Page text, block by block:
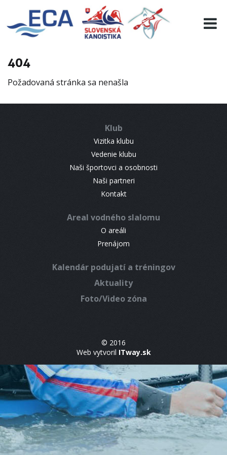
404
Požadovaná stránka sa nenašla
Klub
Vizitka klubu
Vedenie klubu
Naši športovci a osobnosti
Naši partneri
Kontakt
Areal vodného slalomu
O areáli
Prenájom
Kalendár podujatí a tréningov
Aktuality
Foto/Video zóna
© 2016
Web vytvoril ITway.sk
EURO 19
INFO
RESULTS
CONTACT